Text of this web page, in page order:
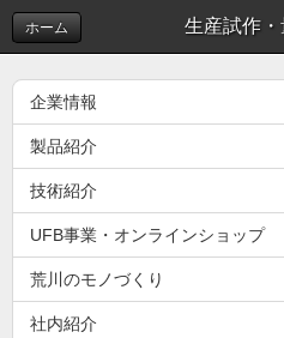
ホーム
企業情報
製品紹介
技術紹介
UFB事業・オンラインショップ
荒川のモノづくり
社内紹介